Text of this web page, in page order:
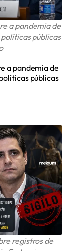
a pandemia de
públicas
a pandemia de
públicas
registros de